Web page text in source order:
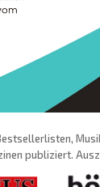
publiziert.